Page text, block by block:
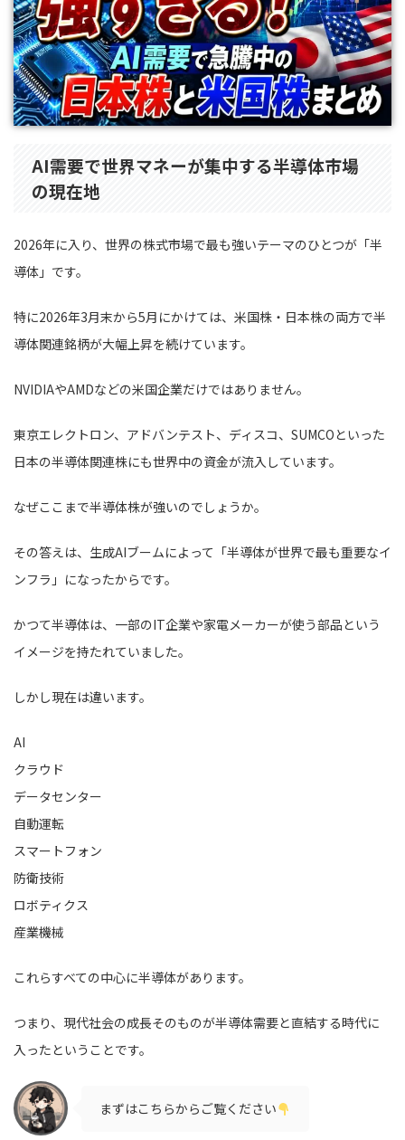
AI需要で世界マネーが集中する半導体市場
の現在地
2026年に入り、世界の株式市場で最も強いテーマのひとつが「半
導体」です。
特に2026年3月末から5月にかけては、米国株・日本株の両方で半
導体関連銘柄が大幅上昇を続けています。
NVIDIAやAMDなどの米国企業だけではありません。
東京エレクトロン、アドバンテスト、ディスコ、SUMCOといった
日本の半導体関連株にも世界中の資金が流入しています。
なぜここまで半導体株が強いのでしょうか。
その答えは、生成AIブームによって「半導体が世界で最も重要なイ
ンフラ」になったからです。
かつて半導体は、一部のIT企業や家電メーカーが使う部品という
イメージを持たれていました。
しかし現在は違います。
AI
クラウド
データセンター
自動運転
スマートフォン
防衛技術
ロボティクス
産業機械
これらすべての中心に半導体があります。
つまり、現代社会の成長そのものが半導体需要と直結する時代に
入ったということです。
まずはこちらからご覧ください